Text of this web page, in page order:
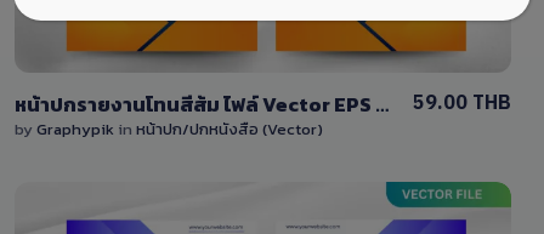
หน้าปกรายงานโทนสีส้ม ไฟล์ Vector EPS การออกแบบผสมผสานเส้นทแยงมุมและเอฟเฟกต์การไล่ระดับสี
by Graphypik in หน้าปก/ปกหนังสือ (Vector)
59.00 THB